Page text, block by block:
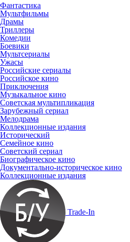
Фантастика
Мультфильмы
Драмы
Триллеры
Комедии
Боевики
Мультсериалы
Ужасы
Российские сериалы
Российское кино
Приключения
Музыкальное кино
Советская мультипликация
Зарубежный сериал
Мелодрама
Коллекционные издания
Исторический
Семейное кино
Советский сериал
Биографическое кино
Документально-историческое кино
Коллекционные издания
Trade-In